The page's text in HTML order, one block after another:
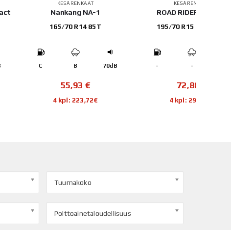
Nankang NA-1
165/70 R14 85T
ROAD RIDER UTILITA
195/70 R15 104/102R
-
Tuumakoko
Polttoainetaloudellisuus